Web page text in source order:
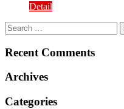
Detail
Search
for:
Recent Comments
Archives
Categories